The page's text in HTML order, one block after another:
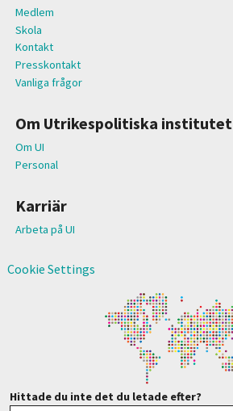
Medlem
Skola
Kontakt
Presskontakt
Vanliga frågor
Om Utrikespolitiska institutet
Om UI
Personal
Karriär
Arbeta på UI
Cookie Settings
Hittade du inte det du letade efter?